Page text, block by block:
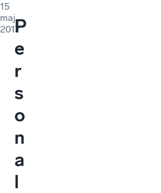
15
maj
2017P
e
r
s
o
n
a
l